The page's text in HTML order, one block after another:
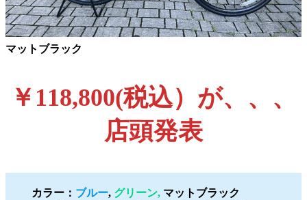
マットブラック
￥118,800(税込）が、、、
店頭発表
カラー： ブルー, グリーン, マットブラック